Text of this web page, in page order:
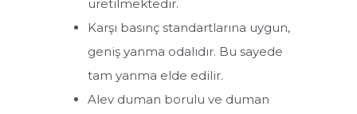
Pelet Yakıtlı Kazanlar
üretilmektedir.
Karşı basınç standartlarına uygun,
geniş yanma odalıdır. Bu sayede
tam yanma elde edilir.
Alev duman borulu ve duman